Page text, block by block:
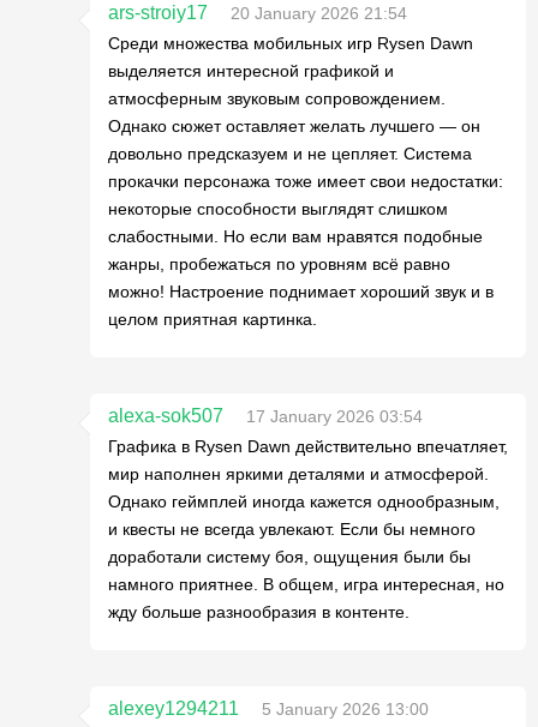
ars-stroiy17
20 January 2026 21:54
Среди множества мобильных игр Rysen Dawn
выделяется интересной графикой и
атмосферным звуковым сопровождением.
Однако сюжет оставляет желать лучшего — он
довольно предсказуем и не цепляет. Система
прокачки персонажа тоже имеет свои недостатки:
некоторые способности выглядят слишком
слабостными. Но если вам нравятся подобные
жанры, пробежаться по уровням всё равно
можно! Настроение поднимает хороший звук и в
целом приятная картинка.
alexa-sok507
17 January 2026 03:54
Графика в Rysen Dawn действительно впечатляет,
мир наполнен яркими деталями и атмосферой.
Однако геймплей иногда кажется однообразным,
и квесты не всегда увлекают. Если бы немного
доработали систему боя, ощущения были бы
намного приятнее. В общем, игра интересная, но
жду больше разнообразия в контенте.
alexey1294211
5 January 2026 13:00